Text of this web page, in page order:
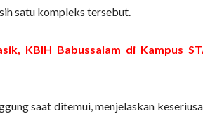
satu kompleks tersebut.
KBIH Babussalam di Kampus
saat ditemui, menjelaskan